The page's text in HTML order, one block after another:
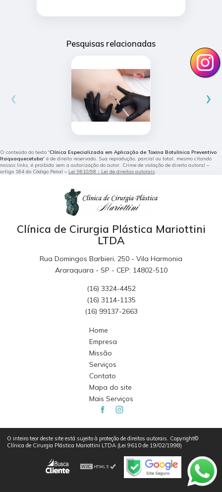
Pesquisas relacionadas
‹ ›
O conteúdo do texto "Clínica Especializada em Aplicação de Toxina Botulínica Preventivo
Itaquaquecetuba" é de direito reservado. Sua reprodução, parcial ou total, mesmo citando
nossos links, é proibida sem a autorização do autor. Crime de violação de direito autoral –
artigo 184 do Código Penal – Lei 9610/98 - Lei de direitos autorais.
Clínica de Cirurgia Plástica Mariottini
LTDA
Rua Domingos Barbieri, 250 - Vila Harmonia
Araraquara - SP - CEP: 14802-510
(16) 3324-4452
(16) 3114-1135
(16) 99137-2663
Home
Empresa
Missão
Serviços
Contato
Mapa do site
Mais Serviços
O inteiro teor deste site está sujeito à proteção de direitos autorais. Copyright©
Clínica de Cirurgia Plástica Mariottini LTDA (Lei 9610 de 19/02/1998)